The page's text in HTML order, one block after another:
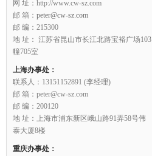
网 址：http://www.cw-sz.com
邮 箱： peter@cw-sz.com
邮 编：215300
地 址： 江苏省昆山市长江北路宝裕广场103
幢705室
上海办事处：
联系人：13151152891 (李经理)
邮 箱：peter@cw-sz.com
邮 编：200120
地 址：上海市浦东新区峨山路91弄58号伟
泰大厦8楼
重庆办事处：